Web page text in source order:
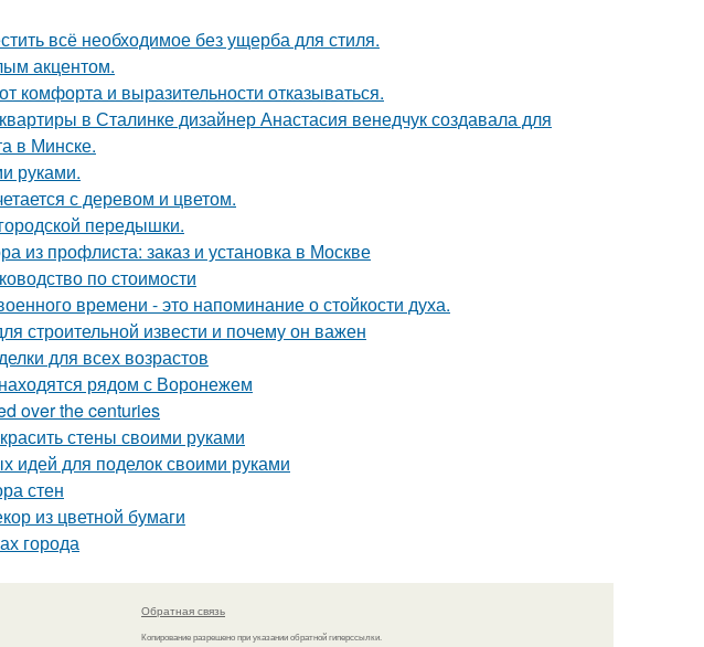
всё необходимое без ущерба для стиля.
акцентом.
комфорта и выразительности отказываться.
в Сталинке дизайнер Анастасия венедчук создавала для
в Минске.
руками.
с деревом и цветом.
передышки.
из профлиста: заказ и установка в Москве
по стоимости
времени - это напоминание о стойкости духа.
строительной извести и почему он важен
для всех возрастов
рядом с Воронежем
over the centuries
стены своими руками
для поделок своими руками
стен
из цветной бумаги
города
Обратная связь
Копирование разрешено при указании обратной гиперссылки.